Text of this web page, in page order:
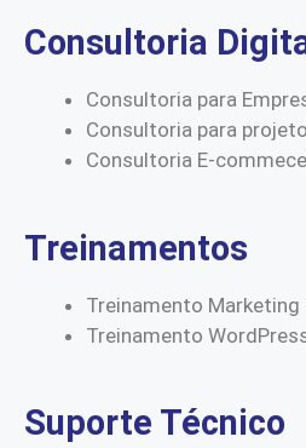
Consultoria
Consultoria para
Consultoria para
Consultoria E-
Treinamentos
Treinamento Marketing
Treinamento
Suporte Técnico